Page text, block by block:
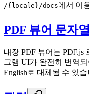
/{locale}/docs에서 이
PDF 뷰어 문자열
내장 PDF 뷰어는 PDF.js
그램 UI가 완전히 번역
English로 대체될 수 있습